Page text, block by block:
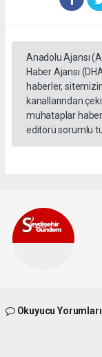
Anadolu Ajansı
Haber Ajansı
haberler,
kanallarından
muhataplar
editörü sorumlu
Okuyucu Yorumları